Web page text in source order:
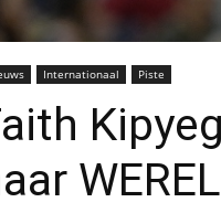
Internationaal Piste